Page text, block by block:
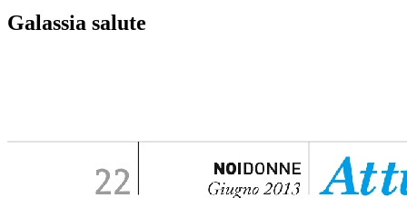
Galassia salute